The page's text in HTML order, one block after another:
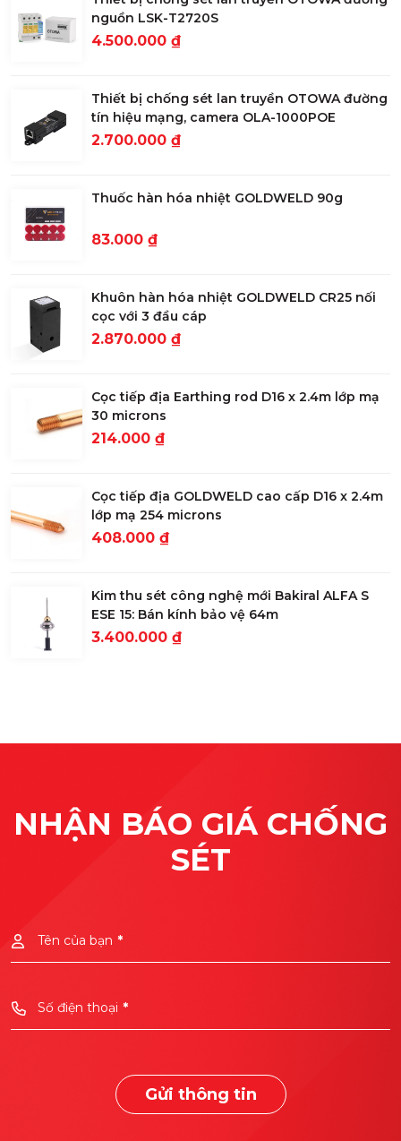
nguồn LSK-T2720S
4.500.000 ₫
Thiết bị chống sét lan truyền OTOWA đường
tín hiệu mạng, camera OLA-1000POE
2.700.000 ₫
Thuốc hàn hóa nhiệt GOLDWELD 90g
83.000 ₫
Khuôn hàn hóa nhiệt GOLDWELD CR25 nối
cọc với 3 đầu cáp
2.870.000 ₫
Cọc tiếp địa Earthing rod D16 x 2.4m lớp mạ
30 microns
214.000 ₫
Cọc tiếp địa GOLDWELD cao cấp D16 x 2.4m
lớp mạ 254 microns
408.000 ₫
Kim thu sét công nghệ mới Bakiral ALFA S
ESE 15: Bán kính bảo vệ 64m
3.400.000 ₫
NHẬN BÁO GIÁ CHỐNG
SÉT
Tên của bạn *
Số điện thoại *
Gửi thông tin